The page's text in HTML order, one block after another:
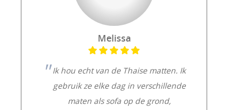
Ik hou echt van de Thaise matten. Ik
gebruik ze elke dag in verschillende
maten als sofa op de grond,
Melissa